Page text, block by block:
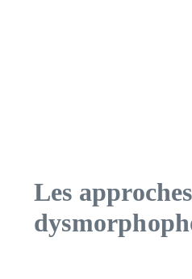
Les